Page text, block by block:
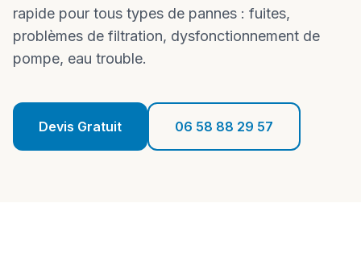
Aménagement Extérieur
Dépannage Piscine
Blog
rapide pour tous types de pannes : fuites,
problèmes de filtration, dysfonctionnement de
pompe, eau trouble.
Devis Gratuit 06 58 88 29 57